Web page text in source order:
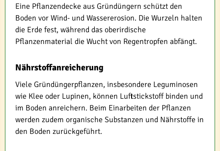
Eine Pflanzendecke aus Gründüngern schützt den
Boden vor Wind- und Wassererosion. Die Wurzeln halten
die Erde fest, während das oberirdische
Pflanzenmaterial die Wucht von Regentropfen abfängt.
Nährstoffanreicherung
Viele Gründüngerpflanzen, insbesondere Leguminosen
wie Klee oder Lupinen, können Luftstickstoff binden und
im Boden anreichern. Beim Einarbeiten der Pflanzen
werden zudem organische Substanzen und Nährstoffe in
den Boden zurückgeführt.